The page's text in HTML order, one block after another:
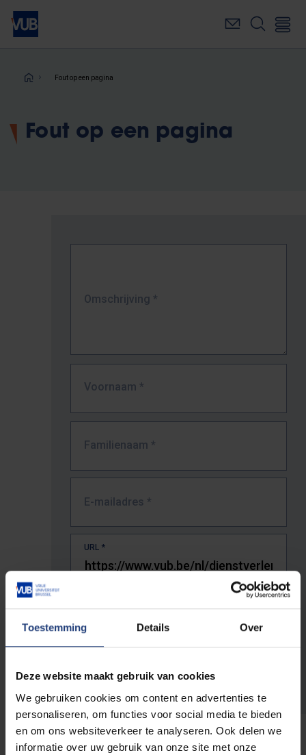
Toestemming Details Over
Deze website maakt gebruik van cookies
We gebruiken cookies om content en advertenties te
personaliseren, om functies voor social media te bieden
en om ons websiteverkeer te analyseren. Ook delen we
informatie over uw gebruik van onze site met onze
Overslaan
naar
inhoudKruimelpad
Fout op een pagina
Fout op een pagina
Omschrijving *
Voornaam *
Familienaam *
E-mailadres *
URL *
De volledige URL van de pagina waar je de fout zag.